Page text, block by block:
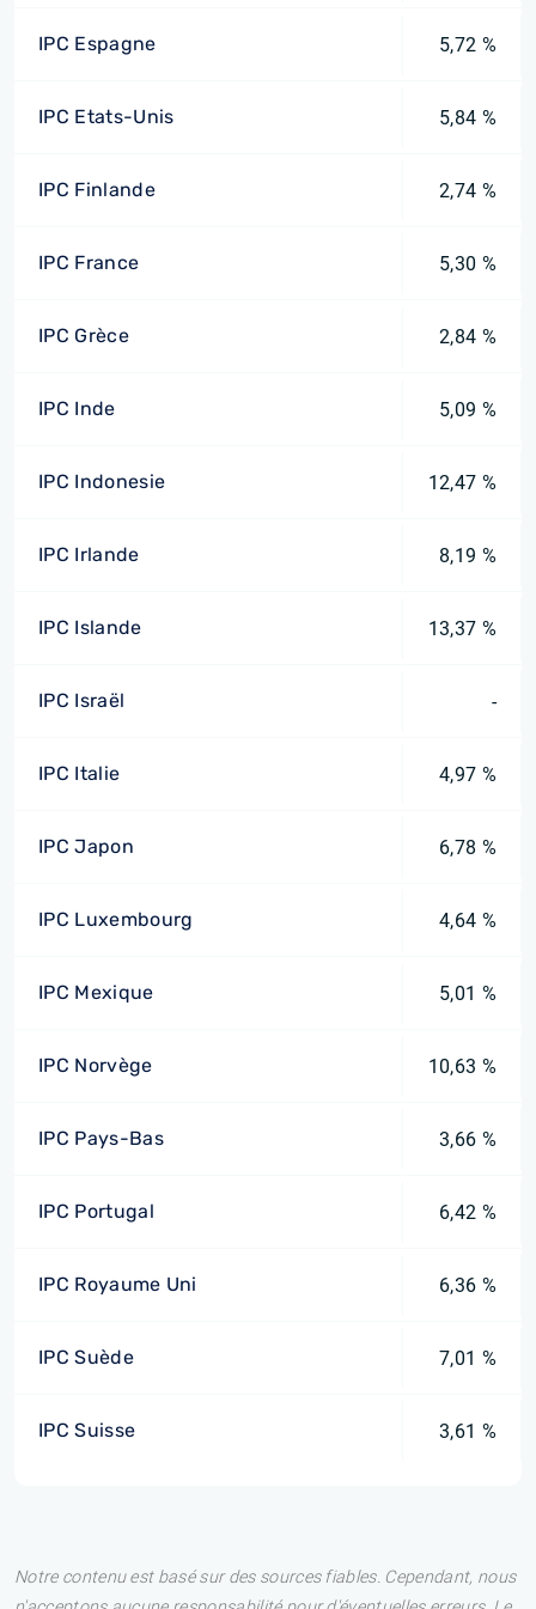
IPC Espagne 5,72 %
IPC Etats-Unis 5,84 %
IPC Finlande 2,74 %
IPC France 5,30 %
IPC Grèce 2,84 %
IPC Inde 5,09 %
IPC Indonesie 12,47 %
IPC Irlande 8,19 %
IPC Islande 13,37 %
IPC Israël -
IPC Italie 4,97 %
IPC Japon 6,78 %
IPC Luxembourg 4,64 %
IPC Mexique 5,01 %
IPC Norvège 10,63 %
IPC Pays-Bas 3,66 %
IPC Portugal 6,42 %
IPC Royaume Uni 6,36 %
IPC Suède 7,01 %
IPC Suisse 3,61 %
Notre contenu est basé sur des sources fiables. Cependant, nous